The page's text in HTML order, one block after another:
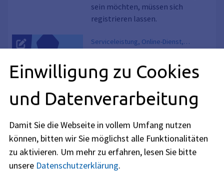
sein möchten, müssen sich
registrieren lassen.
Serviceleistung, Online-Dienst,
Beerdigung, Beisetzung, Todesfall
Gemeinden können in ihren
Friedhofssatzungen regeln, dass
eine Bestattung auf ihrem Friedhof
anzumelden ist.
Serviceleistung, Online-Dienst,
Grabbrief, Grabkauf, Grabrechte,
Graburkunde
Bestattungseinrichtungen;
Herstellung und
Unterhaltung
Einwilligung zu Cookies
und Datenverarbeitung
Damit Sie die Webseite in vollem Umfang nutzen
können, bitten wir Sie möglichst alle Funktionalitäten
zu aktivieren. Um mehr zu erfahren, lesen Sie bitte
unsere Datenschutzerklärung.